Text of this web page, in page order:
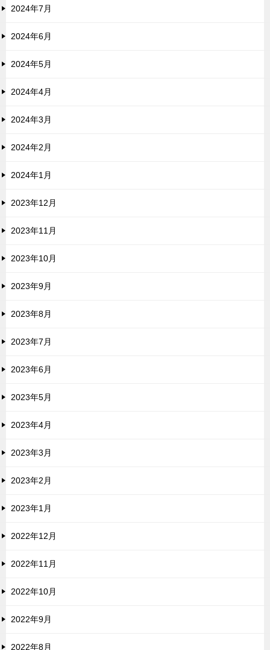
2024年7月
2024年6月
2024年5月
2024年4月
2024年3月
2024年2月
2024年1月
2023年12月
2023年11月
2023年10月
2023年9月
2023年8月
2023年7月
2023年6月
2023年5月
2023年4月
2023年3月
2023年2月
2023年1月
2022年12月
2022年11月
2022年10月
2022年9月
2022年8月